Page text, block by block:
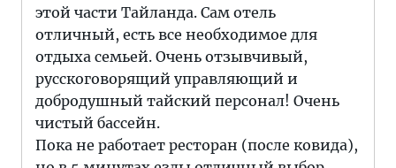
этой части Тайланда. Сам отель
отличный, есть все необходимое для
отдыха семьей. Очень отзывчивый,
русскоговорящий управляющий и
добродушный тайский персонал! Очень
чистый бассейн.
Пока не работает ресторан (после ковида),